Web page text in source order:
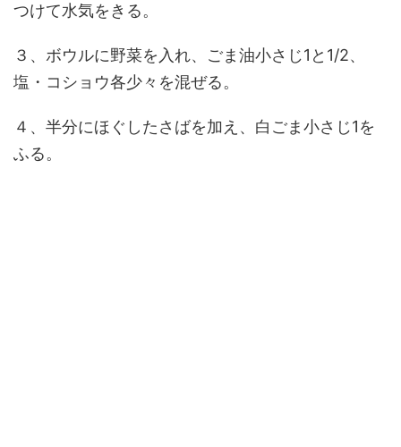
つけて水気をきる。
３、ボウルに野菜を入れ、ごま油小さじ1と1/2、
塩・コショウ各少々を混ぜる。
４、半分にほぐしたさばを加え、白ごま小さじ1を
ふる。